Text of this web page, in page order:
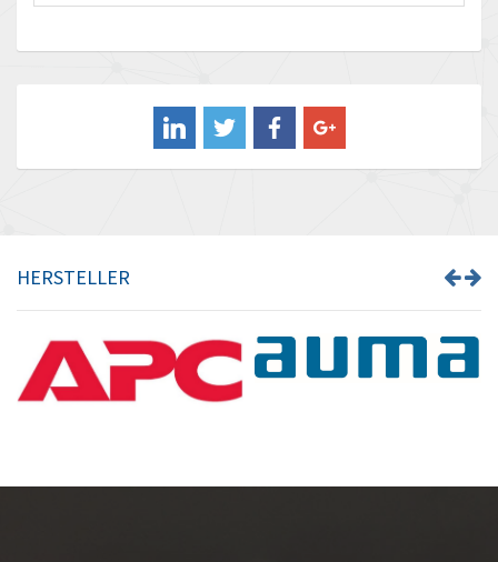
Barber Colman
3,038
Baumuller
4,102
Beckhoff
3,703
HERSTELLER